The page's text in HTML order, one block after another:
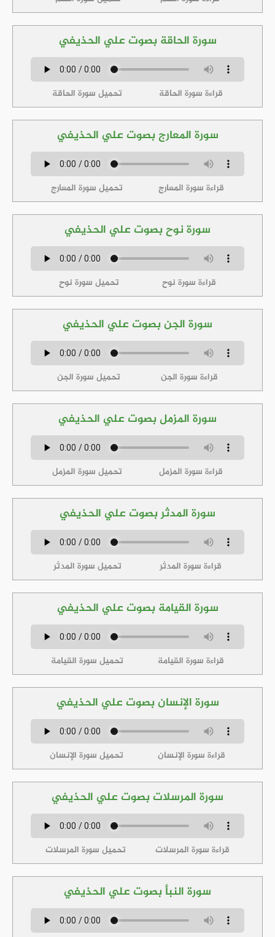
سورة الحاقة بصوت علي الحذيفي
قراءة سورة الحاقة تحميل سورة الحاقة
سورة المعارج بصوت علي الحذيفي
قراءة سورة المعارج تحميل سورة المعارج
سورة نوح بصوت علي الحذيفي
قراءة سورة نوح تحميل سورة نوح
سورة الجن بصوت علي الحذيفي
قراءة سورة الجن تحميل سورة الجن
سورة المزمل بصوت علي الحذيفي
قراءة سورة المزمل تحميل سورة المزمل
سورة المدثر بصوت علي الحذيفي
قراءة سورة المدثر تحميل سورة المدثر
سورة القيامة بصوت علي الحذيفي
قراءة سورة القيامة تحميل سورة القيامة
سورة الإنسان بصوت علي الحذيفي
قراءة سورة الإنسان تحميل سورة الإنسان
سورة المرسلات بصوت علي الحذيفي
قراءة سورة المرسلات تحميل سورة المرسلات
سورة النبأ بصوت علي الحذيفي